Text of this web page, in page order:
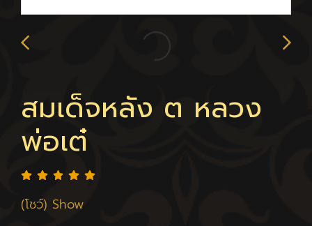
สมเด็จหลัง ต หลวง
พ่อเต๋
(โชว์) Show